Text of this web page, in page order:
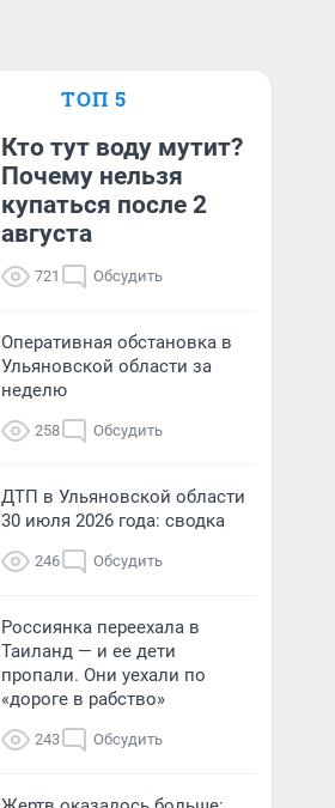
ТОП 5
Кто тут воду мутит?
Почему нельзя
купаться после 2
августа
721 Обсудить
Оперативная обстановка в
Ульяновской области за
неделю
258 Обсудить
ДТП в Ульяновской области
30 июля 2026 года: сводка
246 Обсудить
Россиянка переехала в
Таиланд — и ее дети
пропали. Они уехали по
«дороге в рабство»
243 Обсудить